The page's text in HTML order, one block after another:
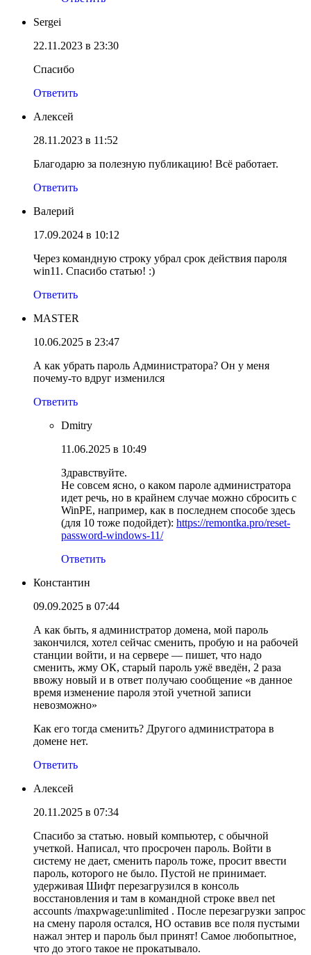
Sergei
22.11.2023 в 23:30
Спасибо
Ответить
Алексей
28.11.2023 в 11:52
Благодарю за полезную публикацию! Всё работает.
Ответить
Валерий
17.09.2024 в 10:12
Через командную строку убрал срок действия пароля
win11. Спасибо статью! :)
Ответить
MASTER
10.06.2025 в 23:47
А как убрать пароль Администратора? Он у меня
почему-то вдруг изменился
Ответить
Dmitry
11.06.2025 в 10:49
Здравствуйте.
Не совсем ясно, о каком пароле администратора
идет речь, но в крайнем случае можно сбросить с
WinPE, например, как в последнем способе здесь
(для 10 тоже подойдет): https://remontka.pro/reset-
password-windows-11/
Ответить
Константин
09.09.2025 в 07:44
А как быть, я администратор домена, мой пароль
закончился, хотел сейчас сменить, пробую и на рабочей
станции войти, и на сервере — пишет, что надо
сменить, жму ОК, старый пароль ужё введён, 2 раза
ввожу новый и в ответ получаю сообщение «в данное
время изменение пароля этой учетной записи
невозможно»
Как его тогда сменить? Другого администратора в
домене нет.
Ответить
Алексей
20.11.2025 в 07:34
Спасибо за статью. новый компьютер, с обычной
учеткой. Написал, что просрочен пароль. Войти в
систему не дает, сменить пароль тоже, просит ввести
пароль, которого не было. Пустой не принимает.
удерживая Шифт перезагрузился в консоль
восстановления и там в командной строке ввел net
accounts /maxpwage:unlimited . После перезагрузки запрос
на смену пароля остался, НО оставив все поля пустыми
нажал энтер и пароль был принят! Самое любопытное,
что до этого такое не прокатывало.